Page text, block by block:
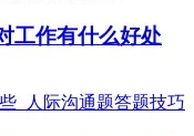
工作有什么好处